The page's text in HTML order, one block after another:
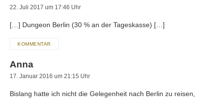
22. Juli 2017 um 17:46 Uhr
[…] Dungeon Berlin (30 % an der Tageskasse) […]
KOMMENTAR
Anna
17. Januar 2016 um 21:15 Uhr
Bislang hatte ich nicht die Gelegenheit nach Berlin zu reisen,